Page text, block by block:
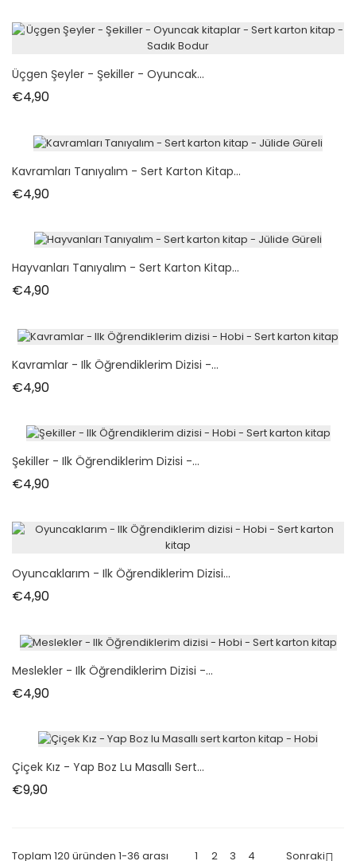
Üçgen Şeyler - Şekiller - Oyuncak...
€4,90Fiyat
Kavramları Tanıyalım - Sert Karton Kitap...
€4,90Fiyat
Hayvanları Tanıyalım - Sert Karton Kitap...
€4,90Fiyat
Kavramlar - Ilk Öğrendiklerim Dizisi -...
€4,90Fiyat
Şekiller - Ilk Öğrendiklerim Dizisi -...
€4,90Fiyat
Oyuncaklarım - Ilk Öğrendiklerim Dizisi...
€4,90Fiyat
Meslekler - Ilk Öğrendiklerim Dizisi -...
€4,90Fiyat
Çiçek Kız - Yap Boz Lu Masallı Sert...
€9,90Fiyat
Toplam 120 üründen 1-36 arası 1 2 3 4 Sonraki